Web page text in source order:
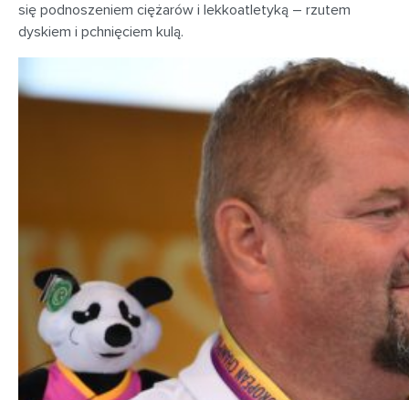
się podnoszeniem ciężarów i lekkoatletyką – rzutem
dyskiem i pchnięciem kulą.